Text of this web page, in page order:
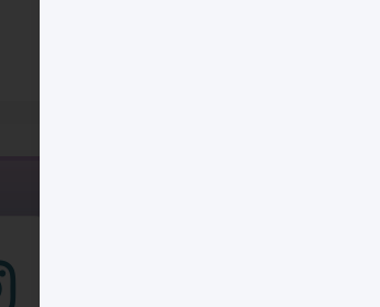
تازه‌ترین اخبار، تحلیل‌ها و رویدادهای